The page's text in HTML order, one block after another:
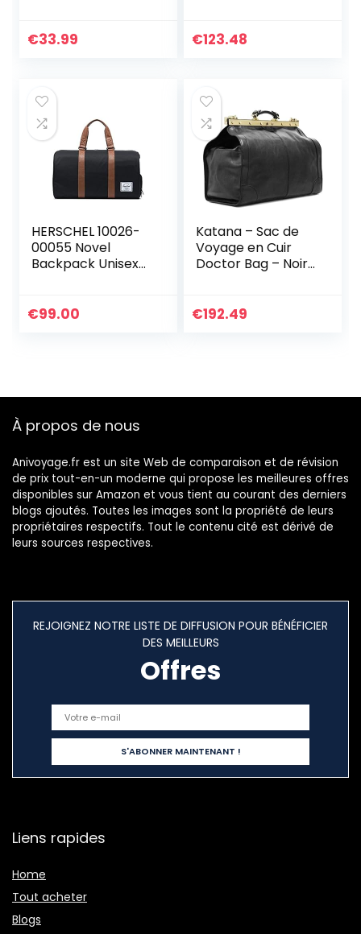
Camping
€33.99 €123.48
HERSCHEL 10026-
00055 Novel
Backpack Unisex
€99.00
Katana – Sac de
Voyage en Cuir
Doctor Bag – Noir
€192.49
À propos de nous
Anivoyage.fr est un site Web de comparaison et de révision
de prix tout-en-un moderne qui propose les meilleures offres
disponibles sur Amazon et vous tient au courant des derniers
blogs ajoutés. Toutes les images sont la propriété de leurs
propriétaires respectifs. Tout le contenu cité est dérivé de
leurs sources respectives.
REJOIGNEZ NOTRE LISTE DE DIFFUSION POUR BÉNÉFICIER
DES MEILLEURS
Offres
Liens rapides
Home
Tout acheter
Blogs